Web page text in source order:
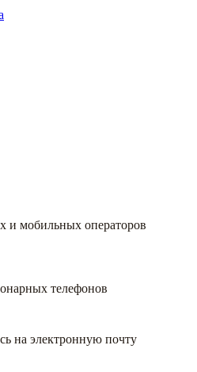
и мобильных операторов
телефонов
на электронную почту